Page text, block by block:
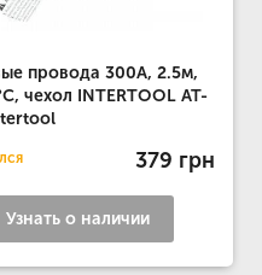
провода 300А, 2.5м,
чехол INTERTOOL AT-
379 грн
Узнать о наличии